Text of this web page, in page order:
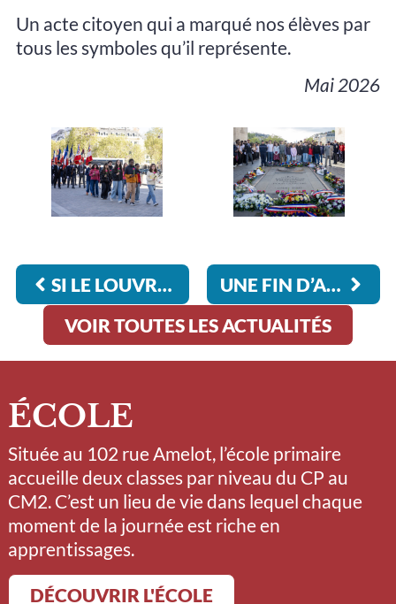
Un acte citoyen qui a marqué nos élèves par
tous les symboles qu’il représente.
Mai 2026
SI LE LOUVRE M’ÉTAIT CONTÉ…
UNE FIN D’ANNÉE DIVERSIFIÉE
VOIR TOUTES LES ACTUALITÉS
ÉCOLE
Située au 102 rue Amelot, l’école primaire
accueille deux classes par niveau du CP au
CM2. C’est un lieu de vie dans lequel chaque
moment de la journée est riche en
apprentissages.
DÉCOUVRIR L'ÉCOLE